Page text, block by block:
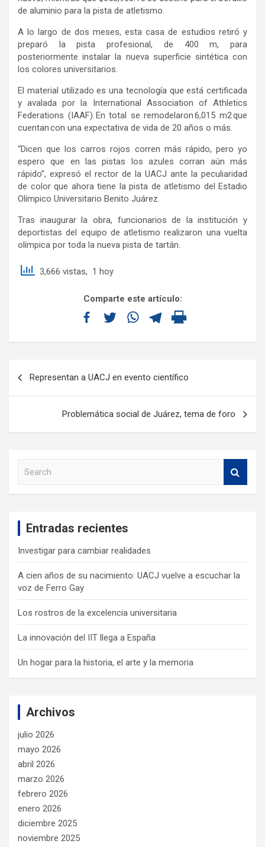
de aluminio para la pista de atletismo.
A lo largo de dos meses, esta casa de estudios retiró y
preparó la pista profesional, de 400 m, para
posteriormente instalar la nueva superficie sintética con
los colores universitarios.
El material utilizado es una tecnología que está certificada
y avalada por la International Association of Athletics
Federations (IAAF). En total se remodelaron 6,015 m2 que
cuentan con una expectativa de vida de 20 años o más.
“Dicen que los carros rojos corren más rápido, pero yo
espero que en las pistas los azules corran aún más
rápido”, expresó el rector de la UACJ ante la peculiaridad
de color que ahora tiene la pista de atletismo del Estadio
Olímpico Universitario Benito Juárez.
Tras inaugurar la obra, funcionarios de la institución y
deportistas del equipo de atletismo realizaron una vuelta
olímpica por toda la nueva pista de tartán.
3,666 vistas, 1 hoy
Comparte este artículo:
Representan a UACJ en evento científico
Problemática social de Juárez, tema de foro
Entradas recientes
Investigar para cambiar realidades
A cien años de su nacimiento: UACJ vuelve a escuchar la
voz de Ferro Gay
Los rostros de la excelencia universitaria
La innovación del IIT llega a España
Un hogar para la historia, el arte y la memoria
Archivos
julio 2026
mayo 2026
abril 2026
marzo 2026
febrero 2026
enero 2026
diciembre 2025
noviembre 2025